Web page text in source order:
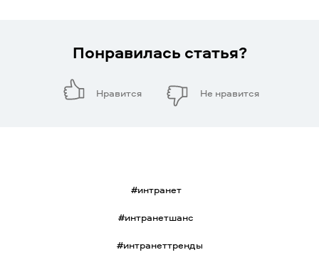
Понравилась статья?
Нравится Не нравится
#интранет
#интранетшанс
#интранеттренды